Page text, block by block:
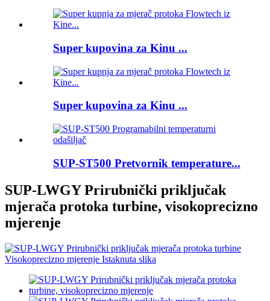
Super kupovina za Kinu ...
Super kupovina za Kinu ...
SUP-ST500 Pretvornik temperature...
SUP-LWGY Prirubnički priključak
mjerača protoka turbine, visokoprecizno
mjerenje